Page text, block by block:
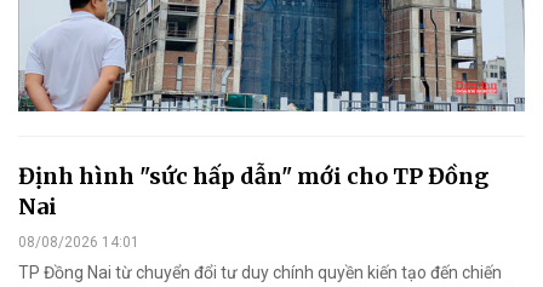
Định hình "sức hấp dẫn" mới cho TP Đồng
Nai
08/08/2026 14:01
TP Đồng Nai từ chuyển đổi tư duy chính quyền kiến tạo đến chiến